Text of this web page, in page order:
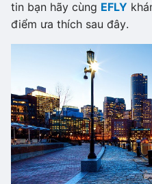
tin bạn hãy cùng EFLY
điểm ưa thích sau đây.